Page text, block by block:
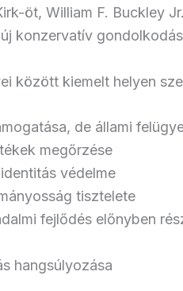
öt, William F. Buckley
konzervatív
között kiemelt helyen
de állami
megőrzése
védelme
tisztelete
fejlődés előnyben
hangsúlyozása